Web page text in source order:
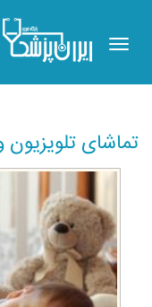
Toggle
navigation
تماشای